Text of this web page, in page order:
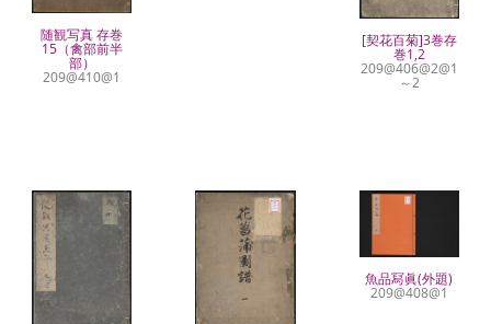
随観写真 存巻
15（禽部前半
部）
209@410@1
[契花百菊]3巻存
巻1,2
209@406@2@1
～2
魚品冩眞(外題)
209@408@1